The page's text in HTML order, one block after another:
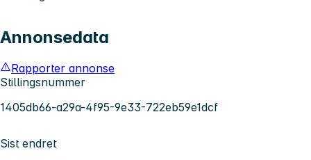
Annonsedata
Rapporter annonse
Stillingsnummer
1405db66-a29a-4f95-9e33-722eb59e1dcf
Sist endret